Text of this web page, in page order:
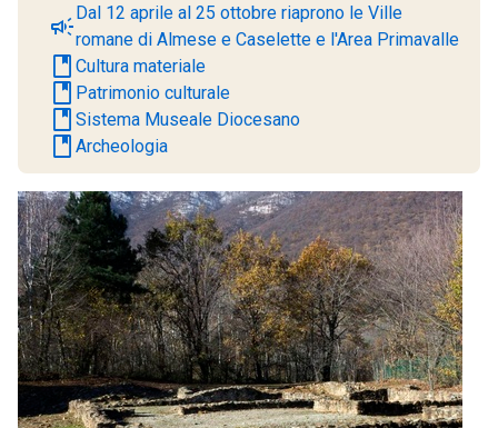
campaignDal 12 aprile al 25 ottobre riaprono le Ville
romane di Almese e Caselette e l'Area Primavalle
book Cultura materiale
book Patrimonio culturale
book Sistema Museale Diocesano
book Archeologia